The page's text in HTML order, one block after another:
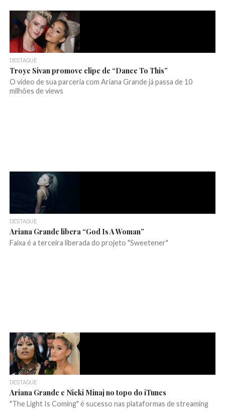
DESTAQUE
Troye Sivan promove clipe de “Dance To This”
O vídeo de sua parceria com Ariana Grande já passa de 10
milhões de views
DESTAQUE
Ariana Grande libera “God Is A Woman”
Faixa é a terceira liberada do projeto "Sweetener"
DESTAQUE
Ariana Grande e Nicki Minaj no topo do iTunes
"The Light Is Coming" é sucesso nas plataformas de streaming